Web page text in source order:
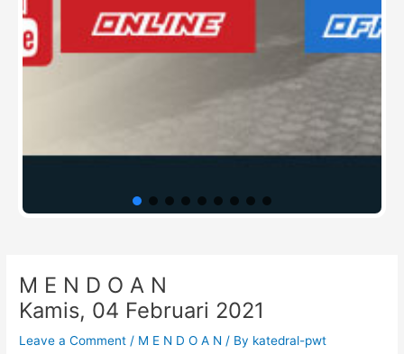
M E N D O A N
Kamis, 04 Februari 2021
Leave a Comment / M E N D O A N / By katedral-pwt
navigation